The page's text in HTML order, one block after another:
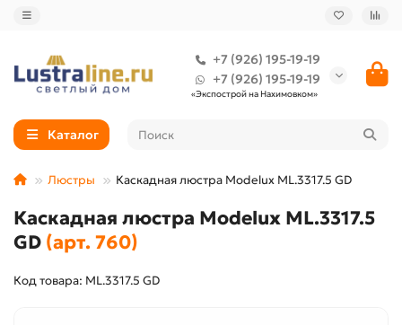
+7 (926) 195-19-19
+7 (926) 195-19-19
«Экспострой на Нахимовком»
Каталог
Люстры Каскадная люстра Modelux ML.3317.5 GD
Каскадная люстра Modelux ML.3317.5
GD (арт. 760)
Код товара: ML.3317.5 GD